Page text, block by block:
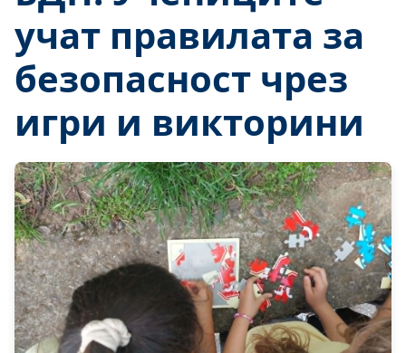
учат правилата за
безопасност чрез
игри и викторини